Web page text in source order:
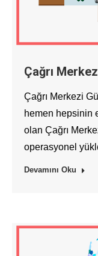
Çağrı
Çağrı Merkezi
hemen hepsinin
olan Çağrı
operasyonel
Devamını Oku